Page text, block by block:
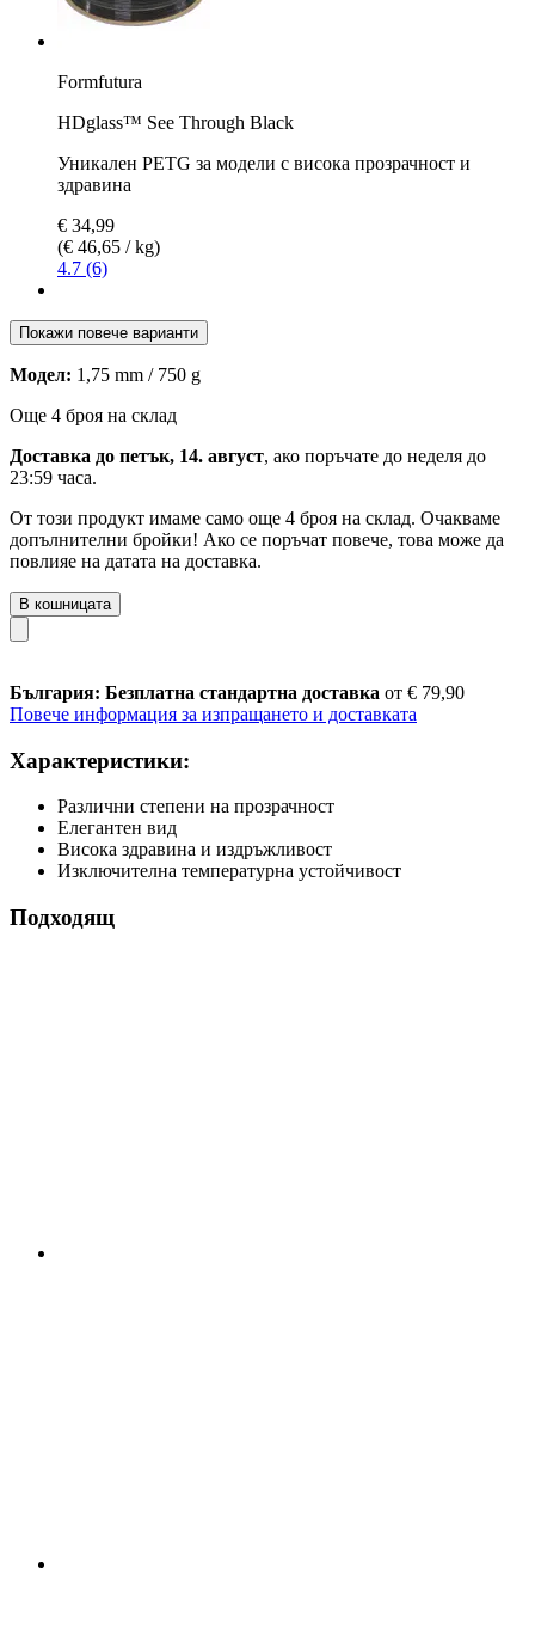
Formfutura
HDglass™ See Through Black
Уникален PETG за модели с висока прозрачност и
здравина
€ 34,99
(€ 46,65 / kg)
4.7 (6)
Покажи повече варианти
Модел: 1,75 mm / 750 g
Още 4 броя на склад
Доставка до петък, 14. август, ако поръчате до неделя до
23:59 часа.
От този продукт имаме само още 4 броя на склад. Очакваме
допълнителни бройки! Ако се поръчат повече, това може да
повлияе на датата на доставка.
В кошницата
България: Безплатна стандартна доставка от € 79,90
Повече информация за изпращането и доставката
Характеристики:
Различни степени на прозрачност
Елегантен вид
Висока здравина и издръжливост
Изключителна температурна устойчивост
Подходящ